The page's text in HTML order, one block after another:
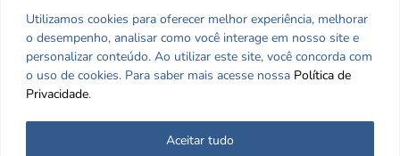
Utilizamos cookies para oferecer melhor experiência, melhorar
o desempenho, analisar como você interage em nosso site e
personalizar conteúdo. Ao utilizar este site, você concorda com
o uso de cookies. Para saber mais acesse nossa Política de
Privacidade.
Aceitar tudo